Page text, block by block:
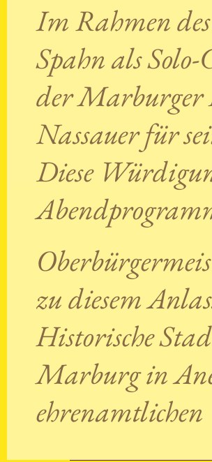
Im Rahmen
Spahn als
der Marburger
Nassauer für
Diese
zu diesem
Historische
Marburg in